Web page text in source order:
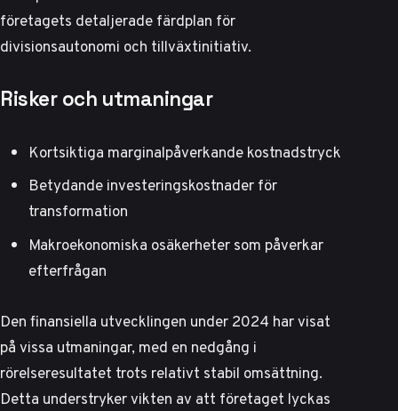
företagets detaljerade färdplan för
divisionsautonomi och tillväxtinitiativ.
Risker och utmaningar
Kortsiktiga marginalpåverkande kostnadstryck
Betydande investeringskostnader för
transformation
Makroekonomiska osäkerheter som påverkar
efterfrågan
Den finansiella utvecklingen under 2024 har visat
på vissa utmaningar, med en nedgång i
rörelseresultatet trots relativt stabil omsättning.
Detta understryker vikten av att företaget lyckas